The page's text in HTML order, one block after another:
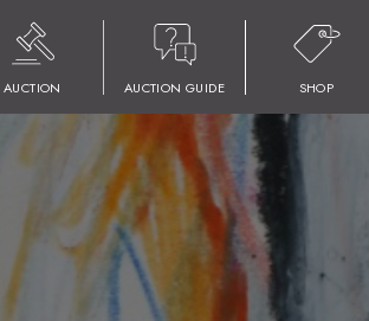
AUCTION AUCTION GUIDE SHOP
YOOC ART AUCTION 019 LOT 073 JNTHED